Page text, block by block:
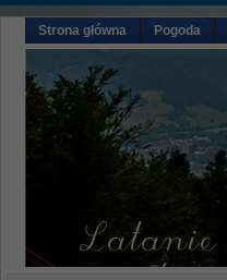
Strona główna Pogoda